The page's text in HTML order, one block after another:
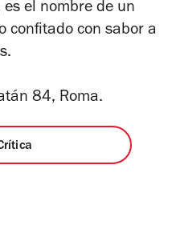
el nombre de un
confitado con sabor a
84, Roma.